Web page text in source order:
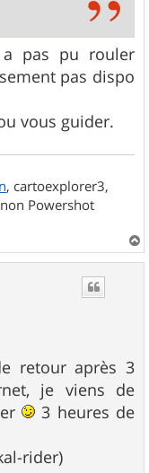
pas pu rouler
pas dispo
vous guider.
, cartoexplorer3,
Powershot
a
retour après 3
je viens de
3 heures de
rider)